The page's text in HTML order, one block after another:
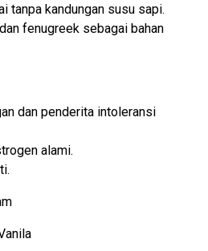
tanpa kandungan susu sapi.
fenugreek sebagai bahan
dan penderita intoleransi
alami.